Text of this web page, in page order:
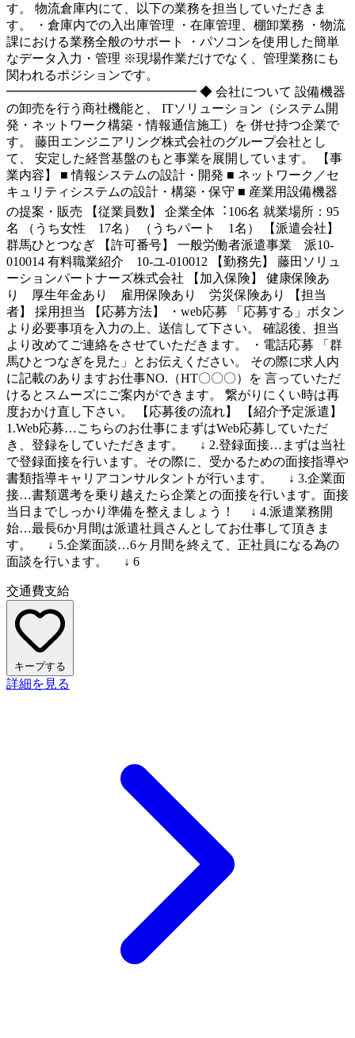
す。 物流倉庫内にて、以下の業務を担当していただきま
す。 ・倉庫内での入出庫管理 ・在庫管理、棚卸業務 ・物流
課における業務全般のサポート ・パソコンを使用した簡単
なデータ入力・管理 ※現場作業だけでなく、管理業務にも
関われるポジションです。
━━━━━━━━━━━━━━━ ◆ 会社について 設備機器
の卸売を行う商社機能と、 ITソリューション（システム開
発・ネットワーク構築・情報通信施工）を 併せ持つ企業で
す。 藤田エンジニアリング株式会社のグループ会社とし
て、 安定した経営基盤のもと事業を展開しています。 【事
業内容】 ■ 情報システムの設計・開発 ■ ネットワーク／セ
キュリティシステムの設計・構築・保守 ■ 産業用設備機器
の提案・販売 【従業員数】 企業全体︓106名 就業場所：95
名 （うち女性 17名） （うちパート 1名） 【派遣会社】
群馬ひとつなぎ 【許可番号】 一般労働者派遣事業 派10-
010014 有料職業紹介 10-ユ-010012 【勤務先】 藤田ソリュ
ーションパートナーズ株式会社 【加入保険】 健康保険あ
り 厚生年金あり 雇用保険あり 労災保険あり 【担当
者】 採用担当 【応募方法】 ・web応募 「応募する」ボタン
より必要事項を入力の上、送信して下さい。 確認後、担当
より改めてご連絡をさせていただきます。 ・電話応募 「群
馬ひとつなぎを見た」とお伝えください。 その際に求人内
に記載のありますお仕事NO.（HT〇〇〇）を 言っていただ
けるとスムーズにご案内ができます。 繋がりにくい時は再
度おかけ直し下さい。 【応募後の流れ】 【紹介予定派遣】
1.Web応募…こちらのお仕事にまずはWeb応募していただ
き、登録をしていただきます。 ↓ 2.登録面接…まずは当社
で登録面接を行います。その際に、受かるための面接指導や
書類指導キャリアコンサルタントが行います。 ↓ 3.企業面
接…書類選考を乗り越えたら企業との面接を行います。面接
当日までしっかり準備を整えましょう！ ↓ 4.派遣業務開
始…最長6か月間は派遣社員さんとしてお仕事して頂きま
す。 ↓ 5.企業面談…6ヶ月間を終えて、正社員になる為の
面談を行います。 ↓ 6
交通費支給
キープする
詳細を見る